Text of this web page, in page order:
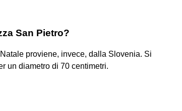
San Pietro?
proviene, invece, dalla Slovenia. Si
un diametro di 70 centimetri.